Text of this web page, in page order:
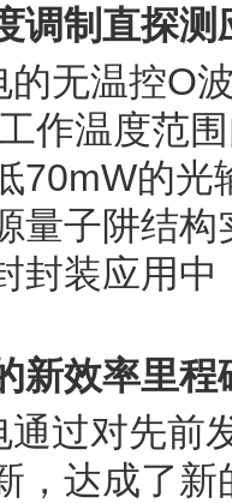
调制直探
的无温控O
作温度范
70mW的
量子阱结
封装应用
新效率里程
通过对先前
，达成了